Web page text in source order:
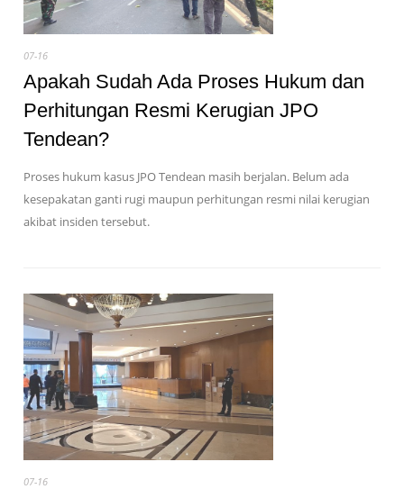
07-16
Apakah Sudah Ada Proses Hukum dan
Perhitungan Resmi Kerugian JPO
Tendean?
Proses hukum kasus JPO Tendean masih berjalan. Belum ada
kesepakatan ganti rugi maupun perhitungan resmi nilai kerugian
akibat insiden tersebut.
07-16